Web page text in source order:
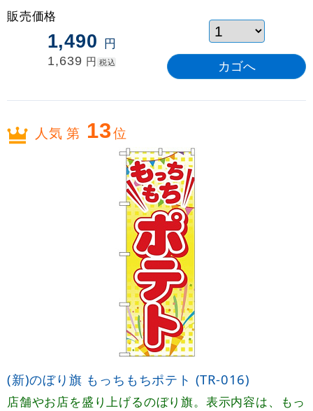
販売価格
1,490 円
1,639 円 税込
人気 第 13位
(新)のぼり旗 もっちもちポテト (TR-016)
店舗やお店を盛り上げるのぼり旗。表示内容は、もっ